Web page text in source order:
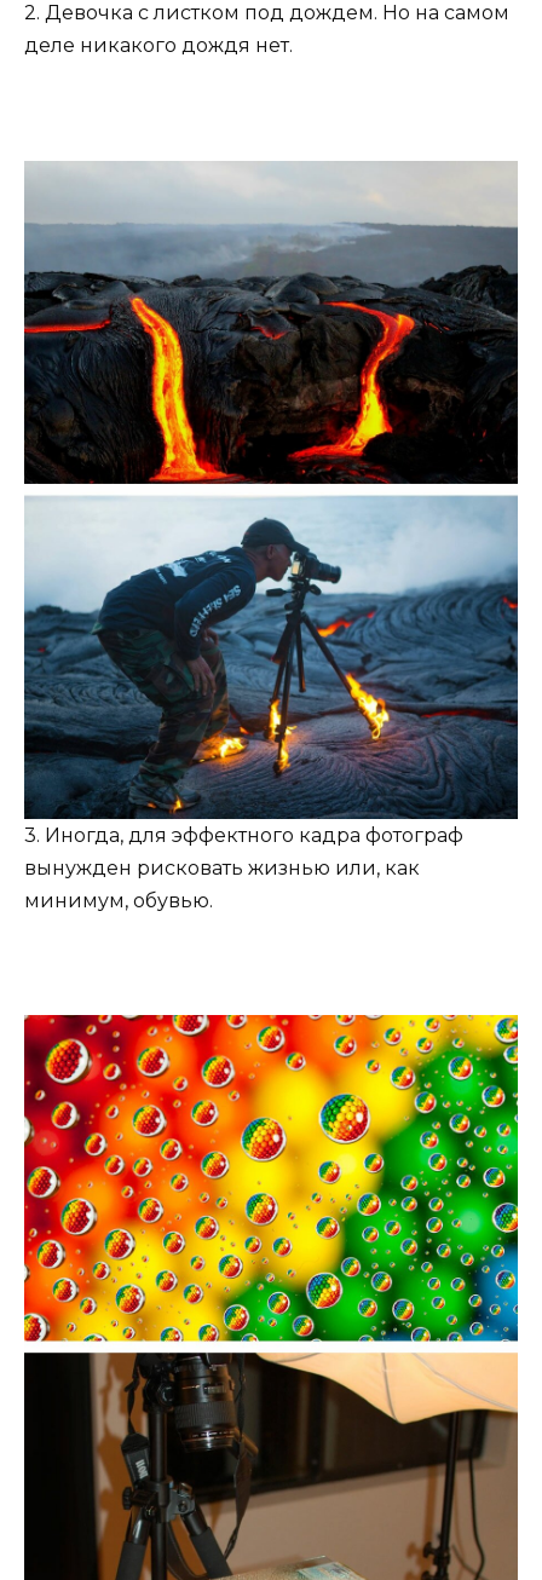
2. Девочка с листком под дождем. Но на самом
деле никакого дождя нет.
3. Иногда, для эффектного кадра фотограф
вынужден рисковать жизнью или, как
минимум, обувью.